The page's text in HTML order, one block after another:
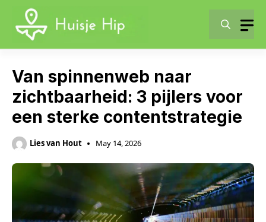
content
Van spinnenweb naar
zichtbaarheid: 3 pijlers voor
een sterke contentstrategie
Lies van Hout May 14, 2026